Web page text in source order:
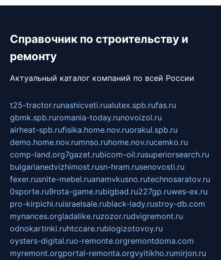
Справочник по строительству и
ремонту
Актуальный каталог компаний по всей России
t25-tractor.runashicveti.rualutex.spb.rufas.ru
gbmk.spb.ruromania-today.runovoizol.ru
airheat-spb.rufisika.home.nov.ruorakul.spb.ru
demo.home.nov.rumnso.ruhome.nov.rucemko.ru
comp-land.org7gazet.rubicom-oil.rusuperiorsearch.ru
bulgarianedvizhimost.rusn-hram.rusenovosti.ru
fexer.rusnite-mebel.ruanamvkusno.rutechnosaratov.ru
0sporte.ru9rota-game.rubigbad.ru227gp.ruwes-ex.ru
pro-kirpichi.ruisraelsale.rublack-lady.rustroy-db.com
mynances.orgladalike.ruzozor.rudvigremont.ru
odnokartinki.ruhtccare.rublogizotovoy.ru
oysters-digital.ruo-remonte.orgremontdoma.com
myremont.orgportal-remonta.orgvyitikho.rumirjon.ru